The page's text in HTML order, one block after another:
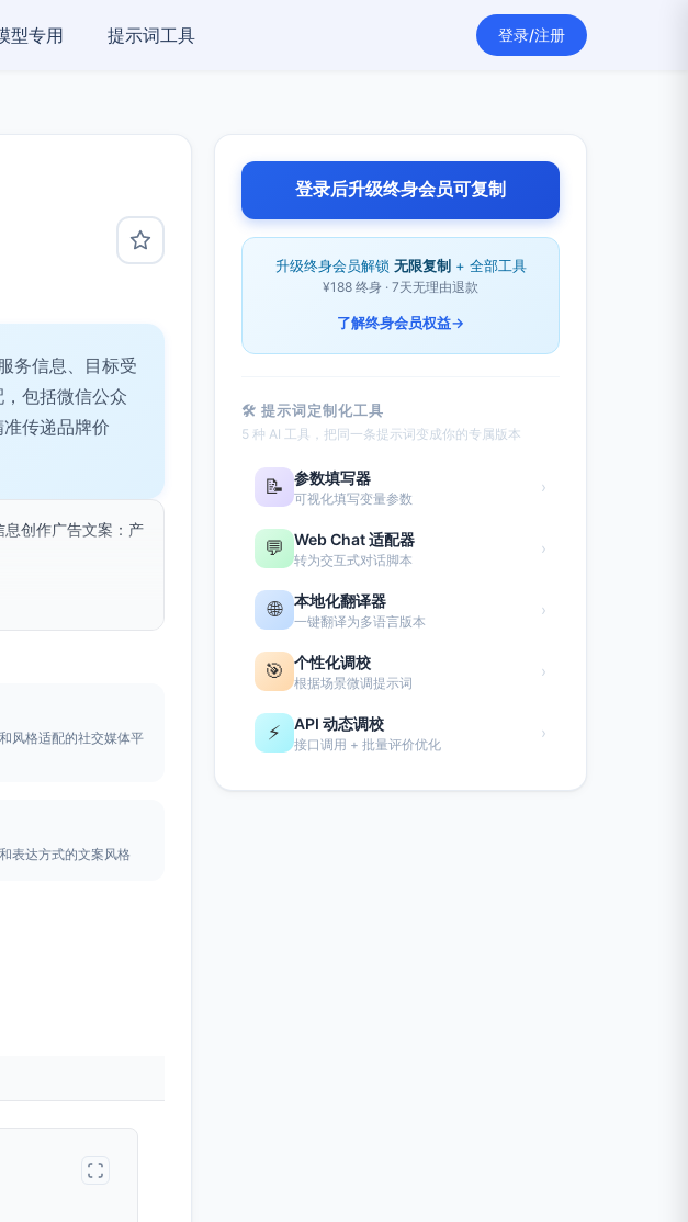
型专用 提示词工具 登录/注册
务信息、目标受
包括微信公众
传递品牌价
创作广告文案：产
风格适配的社交媒体平
表达方式的文案风格
登录后升级终身会员可复制
升级终身会员解锁 无限复制 + 全部工具
¥188 终身 · 7天无理由退款
了解终身会员权益→
🛠 提示词定制化工具
5 种 AI 工具，把同一条提示词变成你的专属版本
📝 参数填写器
可视化填写变量参数
›
💬 Web Chat 适配器
转为交互式对话脚本
›
🌐 本地化翻译器
一键翻译为多语言版本
›
🎯 个性化调校
根据场景微调提示词
›
⚡ API 动态调校
接口调用 + 批量评价优化
›